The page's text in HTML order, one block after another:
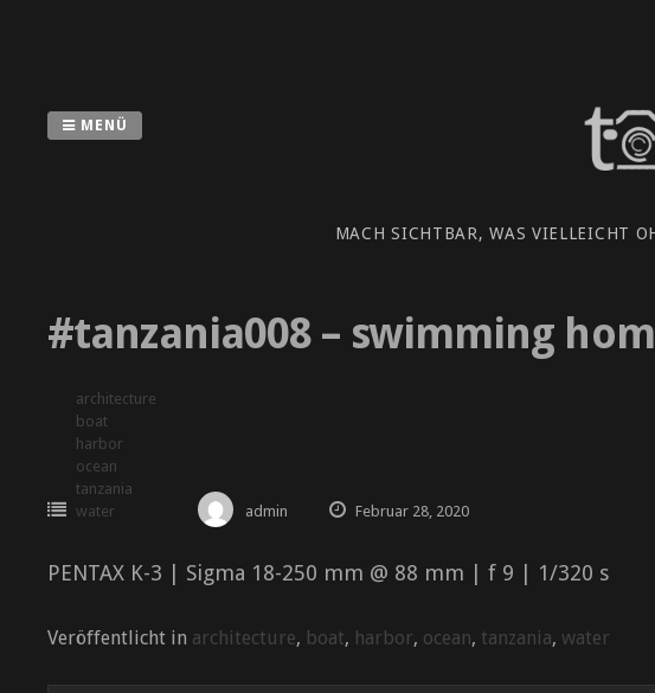
MACH SICHTBAR, WAS VIELLEICHT
MENÜ
#tanzania008 – swimming
architecture
boat
harbor
ocean
tanzania
water
admin Februar 28, 2020
PENTAX K-3 | Sigma 18-250 mm @ 88 mm | f 9 | 1/320 s
Veröffentlicht in architecture, boat, harbor, ocean, tanzania, water